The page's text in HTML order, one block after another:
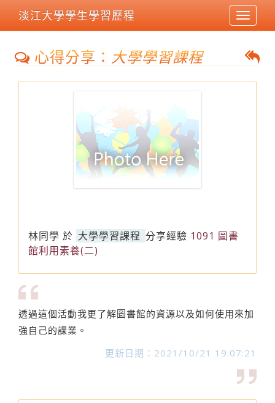
Toggle
淡江大學學生學習歷程
心得分享： 大學學習課程
林同學 於 大學學習課程 分享經驗 1091 圖書
館利用素養(二)
透過這個活動我更了解圖書館的資源以及如何使用來加
強自己的課業。
更新日期：2021/10/21 19:07:21